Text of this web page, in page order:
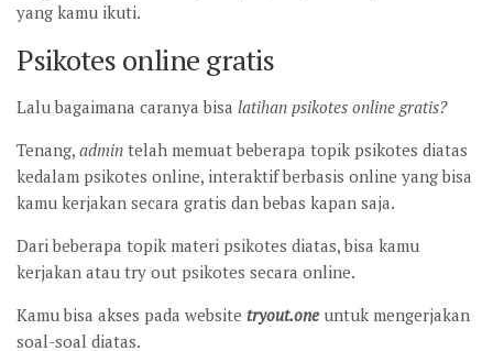
yang kamu ikuti.
Psikotes online gratis
Lalu bagaimana caranya bisa latihan psikotes online gratis?
Tenang, admin telah memuat beberapa topik psikotes diatas
kedalam psikotes online, interaktif berbasis online yang bisa
kamu kerjakan secara gratis dan bebas kapan saja.
Dari beberapa topik materi psikotes diatas, bisa kamu
kerjakan atau try out psikotes secara online.
Kamu bisa akses pada website tryout.one untuk mengerjakan
soal-soal diatas.